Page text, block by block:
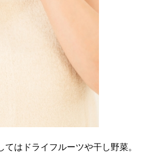
はドライフルーツや干し野菜。